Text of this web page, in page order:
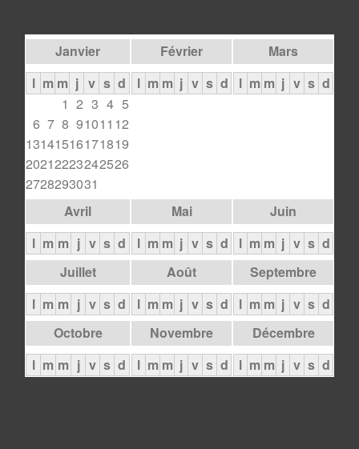
Janvier
l m m j v s d
1 2 3 4 5
6 7 8 91011 12
13141516171819
20212223242526
2728293031
Février
l m m j v s d
Mars
l m m j v s d
Avril
l m m j v s d
Mai
l m m j v s d
Juin
l m m j v s d
Juillet
l m m j v s d
Août
l m m j v s d
Septembre
l m m j v s d
Octobre
l m m j v s d
Novembre
l m m j v s d
Décembre
l m m j v s d